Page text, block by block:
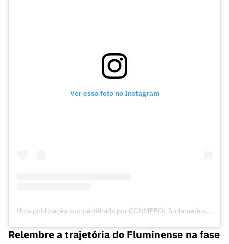
Ver essa foto no Instagram
Uma publicação compartilhada por CONMEBOL Sudamericana (@sudamericanabr)
Relembre a trajetória do Fluminense na fase